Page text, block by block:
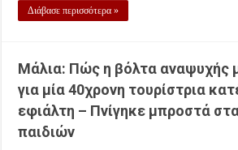
Διάβασε περισσότερα »
Μάλια: Πώς η βόλτα αναψυχής
για μία 40χρονη τουρίστρια
εφιάλτη – Πνίγηκε μπροστά
παιδιών